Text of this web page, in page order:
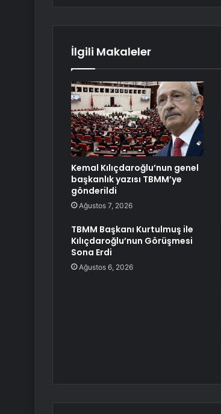
İlgili Makaleler
Kemal Kılıçdaroğlu’nun genel
başkanlık yazısı TBMM’ye
gönderildi
Ağustos 7, 2026
TBMM Başkanı Kurtulmuş ile
Kılıçdaroğlu’nun Görüşmesi
Sona Erdi
Ağustos 6, 2026